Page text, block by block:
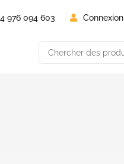
976 094 603 Connexion